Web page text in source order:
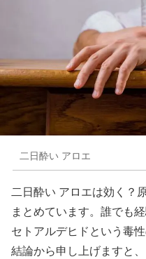
二日酔い アロエ
二日酔い アロエは効く？
まとめています。誰でも
セトアルデヒドという毒性
結論から申し上げますと